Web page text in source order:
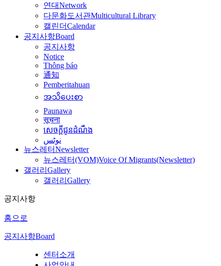
연대Network
다문화도서관Multicultural Library
캘린더Calendar
공지사항Board
공지사항
Notice
Thông báo
通知
Pemberitahuan
အသိပေးစာ
Paunawa
सूचना
សេចក្តីជូនដំណឹង
نوٹس
뉴스레터Newsletter
뉴스레터(VOM)Voice Of Migrants(Newsletter)
갤러리 Gallery
갤러리 Gallery
공지사항
홈으로
공지사항Board
센터소개